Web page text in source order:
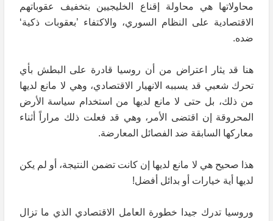
محاولاتها هي محاولة إقناع الخليجيين بتخفيف عقوباتهم
الاقتصادية على النظام السوري، والاكتفاء ’بعقوبات ذكية‘
ضده.
هنا قد يثار اعتراض من أن روسيا قادرة على البطش بأي
تحرك شعبي قد يسببه الانهيار الاقتصادي، وهي لا مانع لديها
من ذلك، بل حتى لا مانع لديها من استخدام سياسة الأرض
المحروقة إن اقتضى الأمر، وهي قد فعلت ذلك مراراً أثناء
معاركها السابقة ضد الفصائل المعارضة.
هذا صحيح هي لا مانع لديها إن كانت تضمن النتيجة، أو لم يكن
لديها أية خيارات أو بدائل أفضل!
وروسيا تدرك جيدا خطورة العامل الاقتصادي الذي ما تزال